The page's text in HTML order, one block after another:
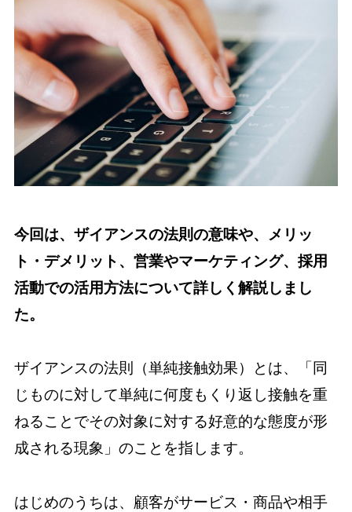
今回は、ザイアンスの法則の意味や、メリッ
ト・デメリット、営業やマーケティング、採用
活動での活用方法について詳しく解説しまし
た。
ザイアンスの法則（単純接触効果）とは、「同
じものに対して単純に何度もくり返し接触を重
ねることでその対象に対する好意的な態度が形
成される現象」のことを指します。
はじめのうちは、顧客がサービス・商品や相手